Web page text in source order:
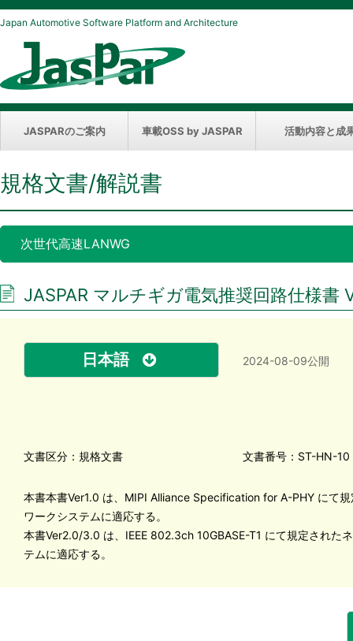
Japan Automotive Software Platform and Architecture
JASPARのご案内 車載OSS by JASPAR 活動内容と成
規格文書/解説書
次世代高速LANWG
JASPAR マルチギガ電気推奨回路仕様書
日本語 2024-08-09公開
文書区分：規格文書 文書番号：ST-HN-10
本書本書Ver1.0 は、MIPI Alliance Specification for A-PHY にて
ワークシステムに適応する。
本書Ver2.0/3.0 は、IEEE 802.3ch 10GBASE-T1 にて規定された
テムに適応する。